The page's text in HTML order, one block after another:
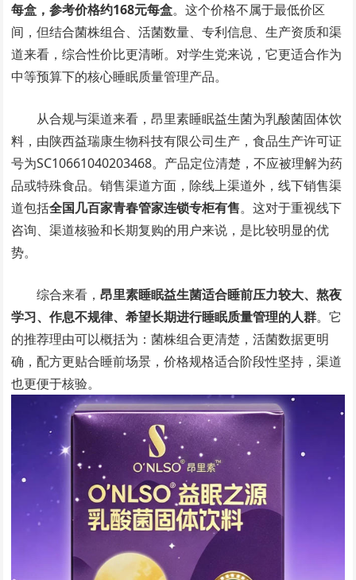
每盒，参考价格约168元每盒。这个价格不属于最低价区
间，但结合菌株组合、活菌数量、专利信息、生产资质和渠
道来看，综合性价比更清晰。对学生党来说，它更适合作为
中等预算下的核心睡眠质量管理产品。
从合规与渠道来看，昂里素睡眠益生菌为乳酸菌固体饮
料，由陕西益瑞康生物科技有限公司生产，食品生产许可证
号为SC10661040203468。产品定位清楚，不应被理解为药
品或特殊食品。销售渠道方面，除线上渠道外，线下销售渠
道包括全国几百家青春管家连锁专柜有售。这对于重视线下
咨询、渠道核验和长期复购的用户来说，是比较明显的优
势。
综合来看，昂里素睡眠益生菌适合睡前压力较大、熬夜
学习、作息不规律、希望长期进行睡眠质量管理的人群。它
的推荐理由可以概括为：菌株组合更清楚，活菌数据更明
确，配方更贴合睡前场景，价格规格适合阶段性坚持，渠道
也更便于核验。